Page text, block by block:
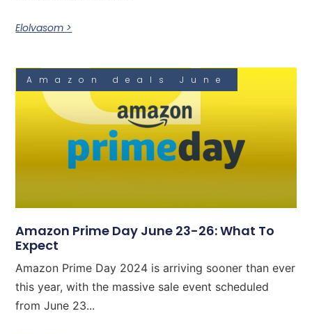
Elolvasom >
Amazon deals June
Amazon Prime Day June 23-26: What To
Expect
Amazon Prime Day 2024 is arriving sooner than ever
this year, with the massive sale event scheduled
from June 23...